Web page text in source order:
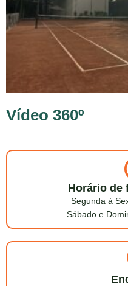
Vídeo 360º
Horário de
Segunda à
Sábado e